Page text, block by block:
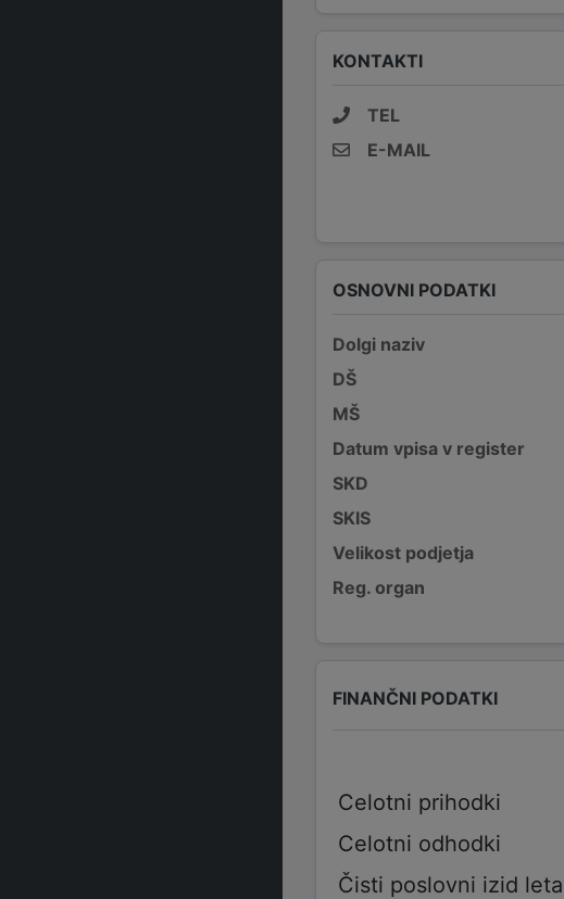
KONTAKTI
TEL
E-MAIL
OSNOVNI PODATKI
Dolgi naziv
DŠ
MŠ
Datum vpisa v register
SKD
SKIS
Velikost podjetja
Reg. organ
FINANČNI PODATKI
Celotni prihodki
Celotni odhodki
Čisti poslovni izid leta